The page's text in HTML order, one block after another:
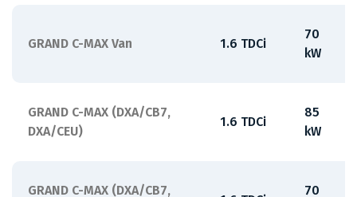
GRAND C-MAX Van 1.6 TDCi
70
kW
GRAND C-MAX (DXA/CB7,
DXA/CEU)
1.6 TDCi
85
kW
GRAND C-MAX (DXA/CB7,
70